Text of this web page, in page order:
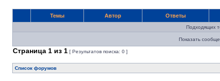
Темы Автор Ответы
Подходящих
Показать
Страница 1 из 1 [ Результатов поиска: 0 ]
Список форумов